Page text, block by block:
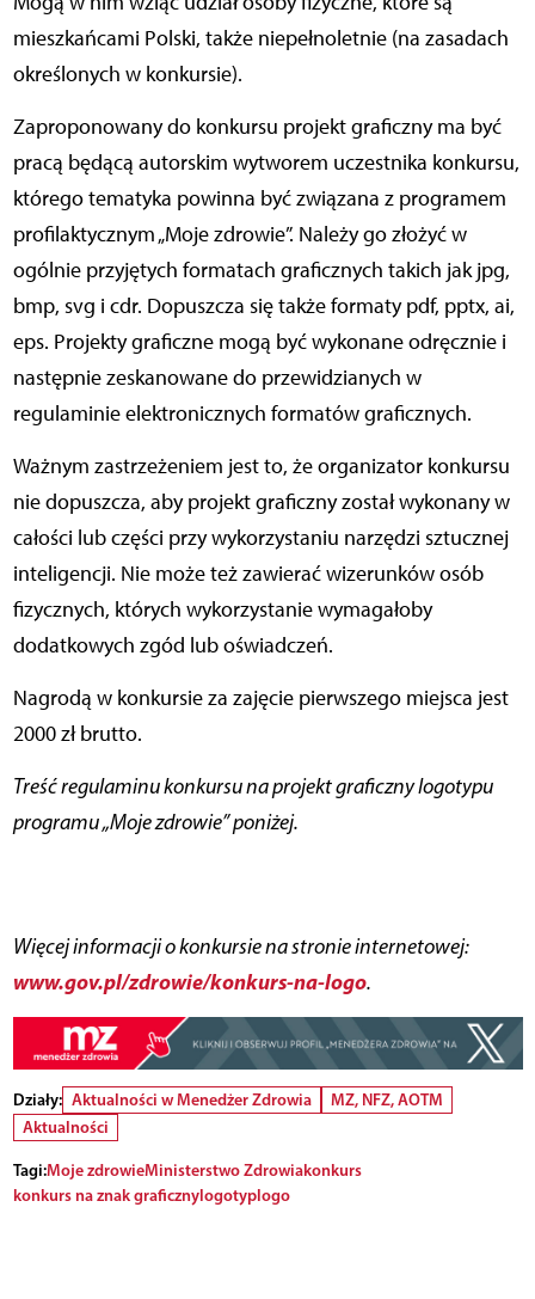
mieszkańcami Polski, także niepełnoletnie (na zasadach
określonych w konkursie).
Zaproponowany do konkursu projekt graficzny ma być
pracą będącą autorskim wytworem uczestnika konkursu,
którego tematyka powinna być związana z programem
profilaktycznym „Moje zdrowie”. Należy go złożyć w
ogólnie przyjętych formatach graficznych takich jak jpg,
bmp, svg i cdr. Dopuszcza się także formaty pdf, pptx, ai,
eps. Projekty graficzne mogą być wykonane odręcznie i
następnie zeskanowane do przewidzianych w
regulaminie elektronicznych formatów graficznych.
Ważnym zastrzeżeniem jest to, że organizator konkursu
nie dopuszcza, aby projekt graficzny został wykonany w
całości lub części przy wykorzystaniu narzędzi sztucznej
inteligencji. Nie może też zawierać wizerunków osób
fizycznych, których wykorzystanie wymagałoby
dodatkowych zgód lub oświadczeń.
Nagrodą w konkursie za zajęcie pierwszego miejsca jest
2000 zł brutto.
Treść regulaminu konkursu na projekt graficzny logotypu
programu „Moje zdrowie” poniżej.
Więcej informacji o konkursie na stronie internetowej:
www.gov.pl/zdrowie/konkurs-na-logo.
Działy: Aktualności w Menedżer Zdrowia
MZ, NFZ, AOTM
Aktualności
Tagi:Moje zdrowieMinisterstwo Zdrowiakonkurs
konkurs na znak graficznylogotyplogo